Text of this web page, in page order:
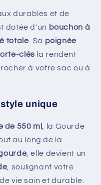
durables et de
dotée d'un bouchon à
totale. Sa poignée
clés la rendent
à votre sac ou à
unique
de 550 ml
, la Gourde
au long de la
, elle devient un
, soulignant votre
vie sain et durable.